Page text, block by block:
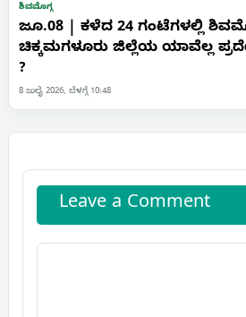
ಶಿವಮೊಗ್ಗ
ಜೂ.08 | ಕಳೆದ 24 ಗಂಟೆಗಳಲ್ಲಿ
ಚಿಕ್ಕಮಗಳೂರು ಜಿಲ್ಲೆಯ ಯಾವೆಲ್ಲ
?
8 ಜುಲೈ 2026, ಬೆಳಗ್ಗೆ 10:48
Leave a Comment
Comment